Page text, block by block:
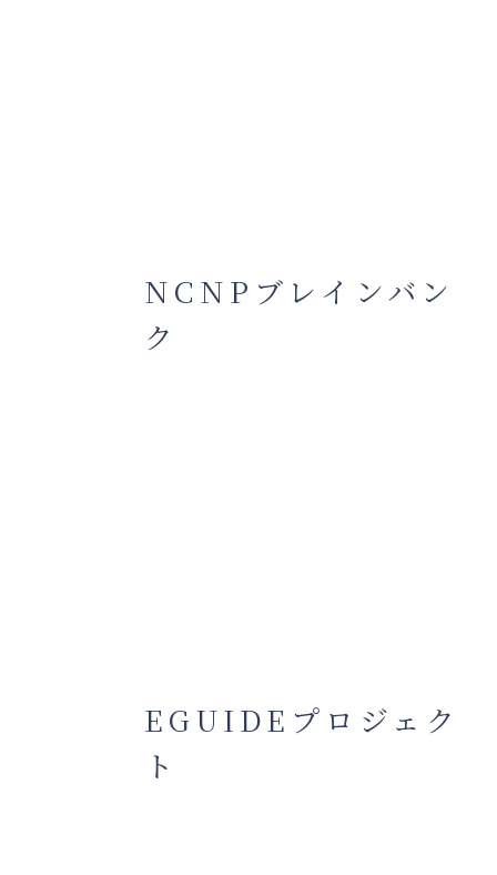
NCNPブレインバン
ク
EGUIDEプロジェク
ト